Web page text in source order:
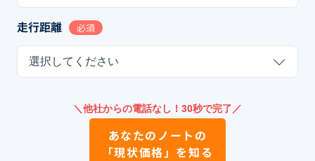
走行距離 必須
選択してください
＼他社からの電話なし！30秒で完了／
あなたの ノート の
「現状価格」を知る